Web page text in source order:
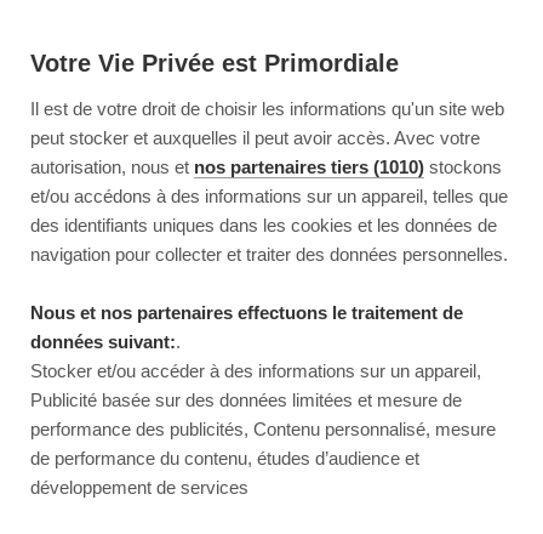
Votre Vie Privée est Primordiale
Il est de votre droit de choisir les informations qu'un site web
peut stocker et auxquelles il peut avoir accès. Avec votre
autorisation, nous et nos partenaires tiers (1010) stockons
et/ou accédons à des informations sur un appareil, telles que
des identifiants uniques dans les cookies et les données de
navigation pour collecter et traiter des données personnelles.
Nous et nos partenaires effectuons le traitement de
données suivant:.
Stocker et/ou accéder à des informations sur un appareil,
Publicité basée sur des données limitées et mesure de
performance des publicités, Contenu personnalisé, mesure
de performance du contenu, études d’audience et
développement de services